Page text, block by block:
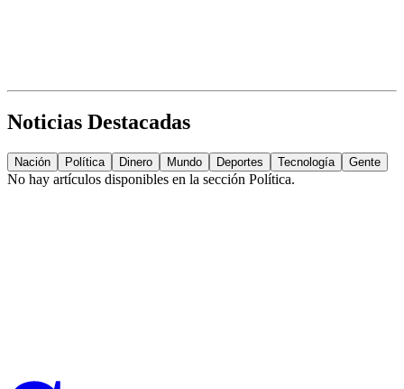
Noticias Destacadas
Nación Política Dinero Mundo Deportes Tecnología Gente
No hay artículos disponibles en la sección Política.